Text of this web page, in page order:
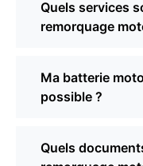
Quels services
remorquage
Ma batterie
possible ?
Quels